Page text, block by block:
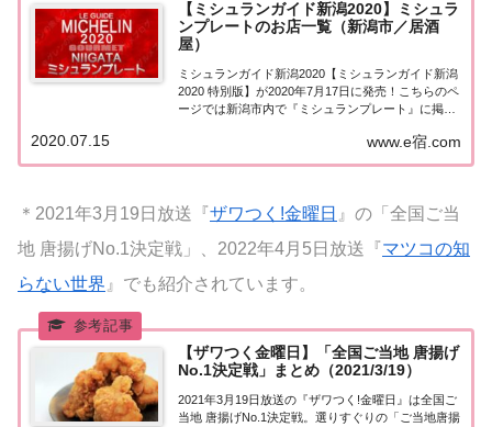
【ミシュランガイド新潟2020】ミシュラ
ンプレートのお店一覧（新潟市／居酒
屋）
ミシュランガイド新潟2020【ミシュランガイド新潟
2020 特別版】が2020年7月17日に発売！こちらのペ
ージでは新潟市内で『ミシュランプレート』に掲載
ンガイド新潟2020『ミシュランプレート』掲載店ミ
シュランガイド新潟2020「新...
www.e宿.com
2020.07.15
＊2021年3月19日放送『ザワつく!金曜日 』の「全国ご当
地 唐揚げNo.1決定戦」、2022年4月5日放送『マツコの知
らない世界 』でも紹介されています。
【ザワつく金曜日】「全国ご当地 唐揚げ
No.1決定戦」まとめ（2021/3/19）
2021年3月19日放送の『ザワつく!金曜日』は全国ご
当地 唐揚げNo.1決定戦。選りすぐりの「ご当地唐揚